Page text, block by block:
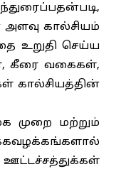
கால்சியம்
உறுதி செய்ய
கீரை வகைகள்,
கால்சியத்தின்
முறை மற்றும்